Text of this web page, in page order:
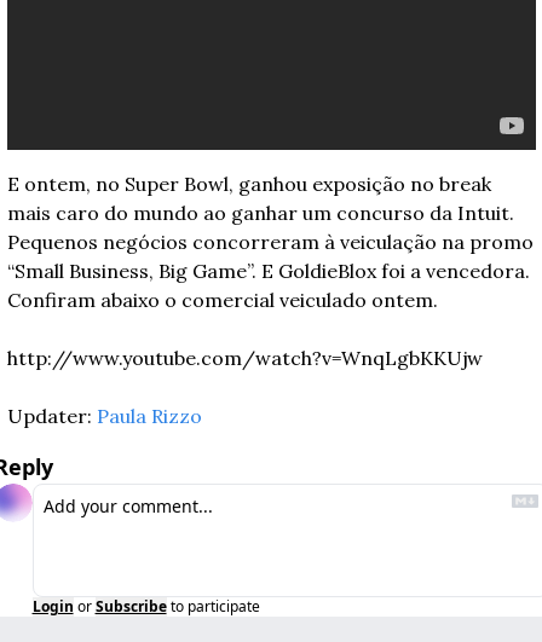
E ontem, no Super Bowl, ganhou exposição no break
mais caro do mundo ao ganhar um concurso da Intuit.
Pequenos negócios concorreram à veiculação na promo
“Small Business, Big Game”. E GoldieBlox foi a vencedora.
Confiram abaixo o comercial veiculado ontem.
http://www.youtube.com/watch?v=WnqLgbKKUjw
Updater: Paula Rizzo
Login or Subscribe to participate